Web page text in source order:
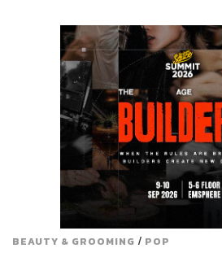
BEAUTY & GROOMING / POP